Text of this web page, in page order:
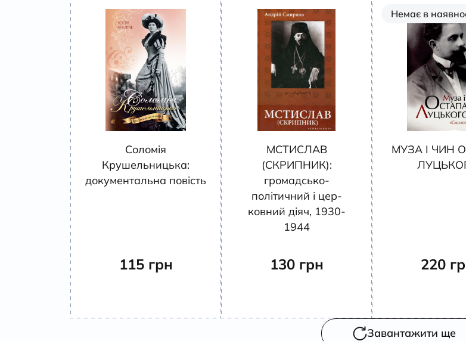
Соломія
Крушельницька:
документальна повість
115 грн
МСТИСЛАВ
(СКРИПНИК):
громадсько-
політичний і цер­
ковний діяч, 1930-
1944
130 грн
Немає в
МУЗА І ЧИН
220
Завантажити ще